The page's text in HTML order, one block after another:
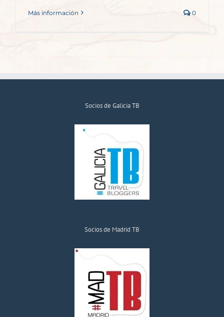
Más información 0
Socios de Galicia TB
Socios de Madrid TB